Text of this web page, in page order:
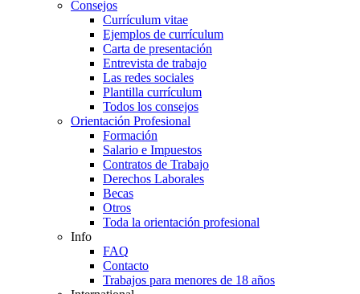
Consejos
Currículum vitae
Ejemplos de currículum
Carta de presentación
Entrevista de trabajo
Las redes sociales
Plantilla currículum
Todos los consejos
Orientación Profesional
Formación
Salario e Impuestos
Contratos de Trabajo
Derechos Laborales
Becas
Otros
Toda la orientación profesional
Info
FAQ
Contacto
Trabajos para menores de 18 años